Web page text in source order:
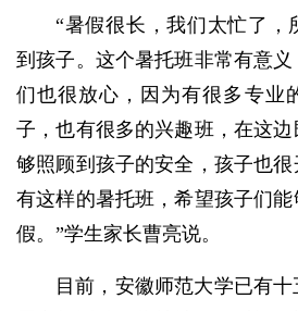
“暑假很长，我们太忙了，
到孩子。这个暑托班非常有意
们也很放心，因为有很多专业
子，也有很多的兴趣班，在这
够照顾到孩子的安全，孩子也
有这样的暑托班，希望孩子们
假。”学生家长曹亮说。
目前，安徽师范大学已有